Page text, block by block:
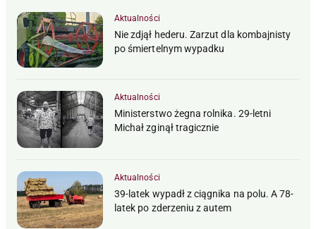
Aktualności
Nie zdjął hederu. Zarzut dla kombajnisty
po śmiertelnym wypadku
Aktualności
Ministerstwo żegna rolnika. 29-letni
Michał zginął tragicznie
Aktualności
39-latek wypadł z ciągnika na polu. A 78-
latek po zderzeniu z autem